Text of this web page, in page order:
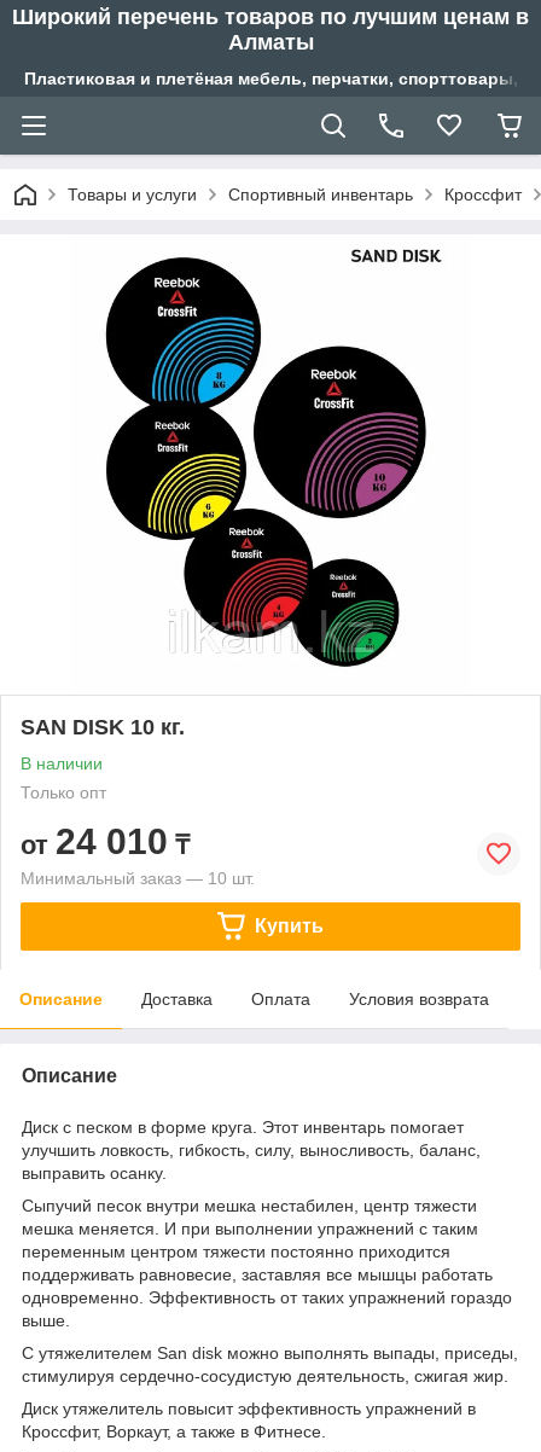
Широкий перечень товаров по лучшим ценам в
Алматы
Пластиковая и плетёная мебель, перчатки,
Товары и услуги Спортивный инвентарь Кроссфит
SAN DISK 10 кг.
В наличии
Только опт
от 24 010 ₸
Минимальный заказ — 10 шт.
Купить
Описание Доставка Оплата Условия возврата
Описание
Диск с песком в форме круга. Этот инвентарь помогает
улучшить ловкость, гибкость, силу, выносливость, баланс,
выправить осанку.
Сыпучий песок внутри мешка нестабилен, центр тяжести
мешка меняется. И при выполнении упражнений с таким
переменным центром тяжести постоянно приходится
поддерживать равновесие, заставляя все мышцы работать
одновременно. Эффективность от таких упражнений гораздо
выше.
C утяжелителем San disk можно выполнять выпады, приседы,
cтимулируя сердечно-сосудистую деятельность, сжигая жир.
Диск утяжелитель повысит эффективность упражнений в
Кроссфит, Воркаут, а также в Фитнесе.